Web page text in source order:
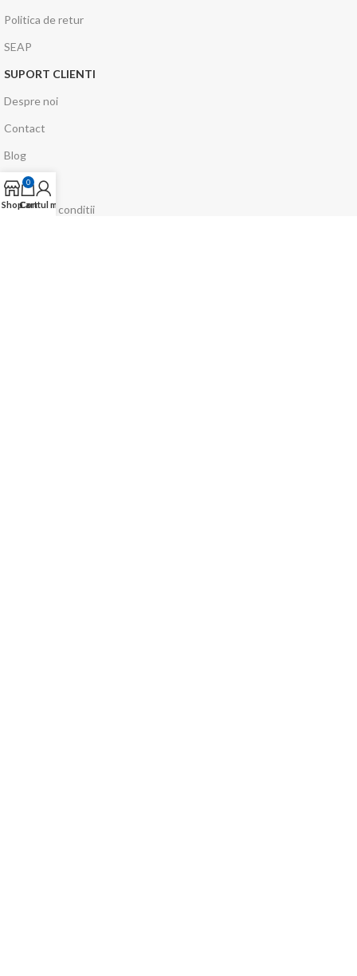
Politica de retur
SEAP
SUPORT CLIENTI
Despre noi
Contact
Blog
Suport
Termeni si conditii
Shop
0
Cart
Contul meu